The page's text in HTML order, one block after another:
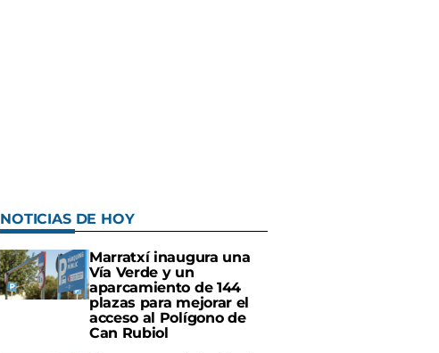
NOTICIAS DE HOY
Marratxí inaugura una
Vía Verde y un
aparcamiento de 144
plazas para mejorar el
acceso al Polígono de
Can Rubiol